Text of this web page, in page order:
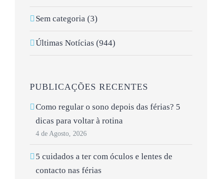
Sem categoria (3)
Últimas Notícias (944)
PUBLICAÇÕES RECENTES
Como regular o sono depois das férias? 5
dicas para voltar à rotina
4 de Agosto, 2026
5 cuidados a ter com óculos e lentes de
contacto nas férias